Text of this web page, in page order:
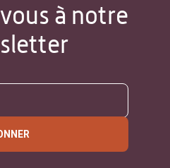
à notre